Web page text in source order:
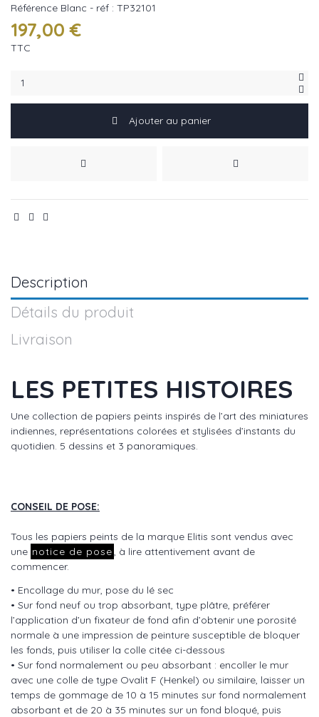
Référence Blanc - réf : TP32101
197,00 €
TTC
Ajouter au panier
Description
Détails du produit
Livraison
LES PETITES HISTOIRES
Une collection de papiers peints inspirés de l’art des miniatures
indiennes, représentations colorées et stylisées d’instants du
quotidien. 5 dessins et 3 panoramiques.
CONSEIL DE POSE:
Tous les papiers peints de la marque Elitis sont vendus avec
une notice de pose, à lire attentivement avant de
commencer.
• Encollage du mur, pose du lé sec
• Sur fond neuf ou trop absorbant, type plâtre, préférer
l’application d’un fixateur de fond afin d’obtenir une porosité
normale à une impression de peinture susceptible de bloquer
les fonds, puis utiliser la colle citée ci-dessous
• Sur fond normalement ou peu absorbant : encoller le mur
avec une colle de type Ovalit F (Henkel) ou similaire, laisser un
temps de gommage de 10 à 15 minutes sur fond normalement
absorbant et de 20 à 35 minutes sur un fond bloqué, puis